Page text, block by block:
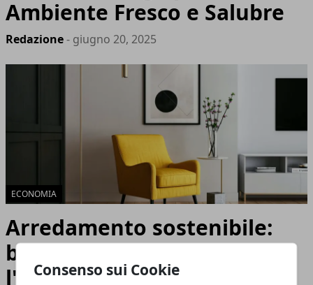
Consenso sui Cookie
Ambiente Fresco e Salubre
Redazione- giugno 20, 2025
ECONOMIA
Arredamento sostenibile:
bellezza e rispetto per
l'ambiente